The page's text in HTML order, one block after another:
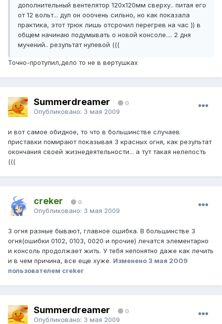
дополнительный вентелятор 120х120мм сверху.. питая его
от 12 вольт... дул он ооочень сильно, но как показала
практика, этот трюк лишь отсрочил перегрев на час )) в
общем начинаю подумывать о новой консоле.... 2 дня
мучений.. результат нулевой (((
Точно-протупил,дело то не в вертушках
Summerdreamer 0
Опубликовано: 3 мая 2009
и вот самое обидное, то что в большинстве случаев
приставки помирают показывая 3 красных огня, как результат
окончания своей жизнедеятельности... а тут такая нелепость
(((
creker 0
Опубликовано: 3 мая 2009
3 огня разные бывают, главное ошибка. В большинстве 3
огня(ошибки 0102, 0103, 0020 и прочие) лечатся элементарно
и консоль продолжает жить. У тебя непонятно даже как лечить
и в чем причина, все еще хуже. Изменено 3 мая 2009
пользователем creker
Summerdreamer 0
Опубликовано: 3 мая 2009